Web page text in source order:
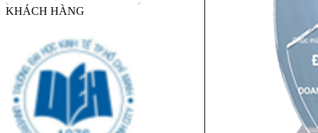
KHÁCH HÀNG